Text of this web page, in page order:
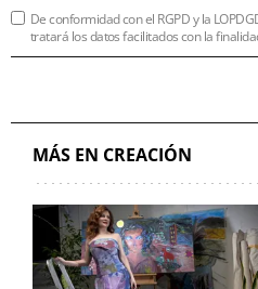
De conformidad con el RGPD y la
tratará los datos facilitados con la
MÁS EN CREACIÓN